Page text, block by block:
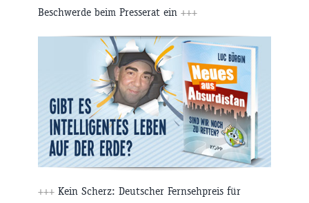
Beschwerde beim Presserat ein +++
+++ Kein Scherz: Deutscher Fernsehpreis für